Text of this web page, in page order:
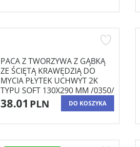
PACA Z TWORZYWA Z GĄBKĄ
ZE ŚCIĘTĄ KRAWĘDZIĄ DO
MYCIA PŁYTEK UCHWYT 2K
TYPU SOFT 130X290 MM /0350/
38.01 PLN DO KOSZYKA